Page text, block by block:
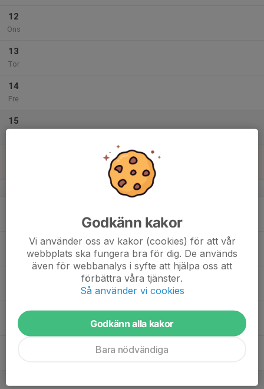
12
Ons
13
Tor
14
Fre
15
v.34
Tor
Godkänn kakor
Vi använder oss av kakor (cookies) för att vår
webbplats ska fungera bra för dig. De används
även för webbanalys i syfte att hjälpa oss att
förbättra våra tjänster.
Så använder vi cookies
Godkänn alla kakor
Bara nödvändiga